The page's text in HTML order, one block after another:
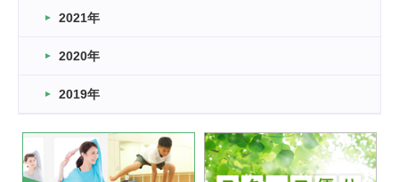
緑ケ丘体育館
2022.11.03
緑ケ丘体育館
いたっぼーる大会☆彡
緑ケ丘体育館
2021年
2020年
2019年